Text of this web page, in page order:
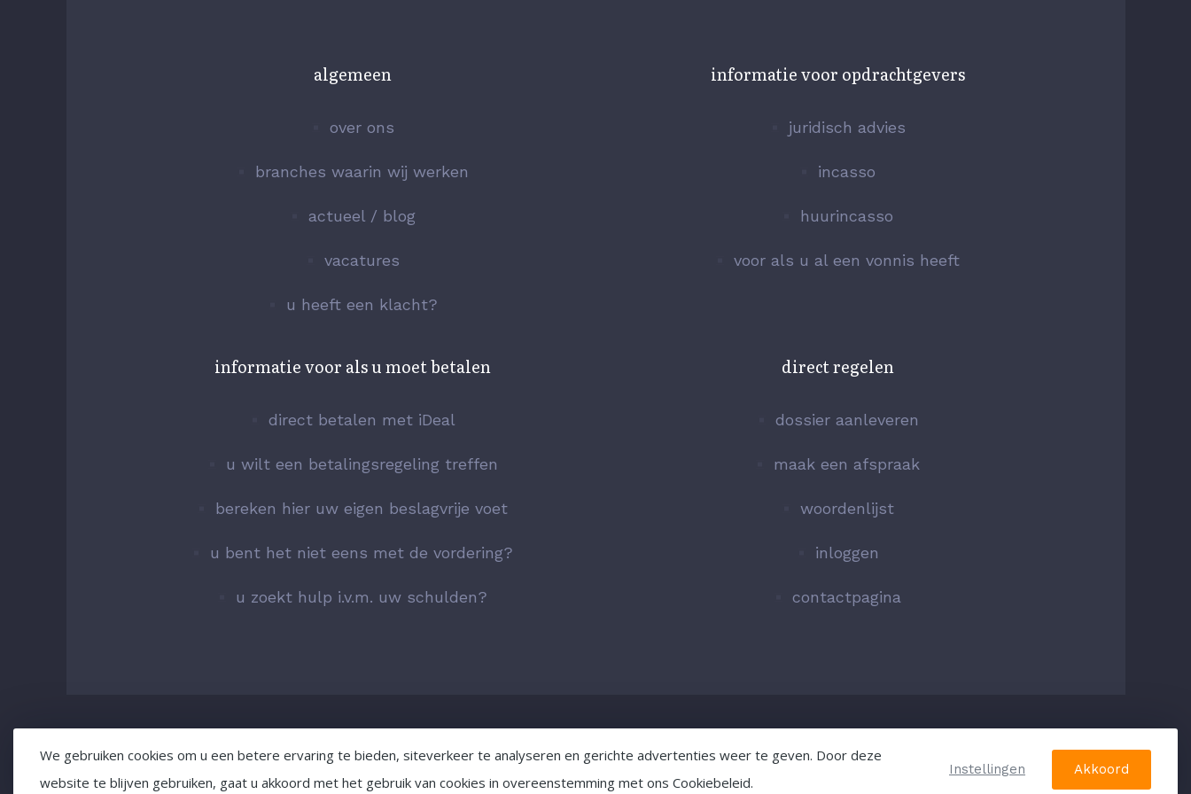
algemeen
over ons
branches waarin wij werken
actueel / blog
vacatures
u heeft een klacht?
informatie voor opdrachtgevers
juridisch advies
incasso
huurincasso
voor als u al een vonnis heeft
informatie voor als u moet betalen
direct betalen met iDeal
u wilt een betalingsregeling treffen
bereken hier uw eigen beslagvrije voet
u bent het niet eens met de vordering?
u zoekt hulp i.v.m. uw schulden?
direct regelen
dossier aanleveren
maak een afspraak
woordenlijst
inloggen
contactpagina
privacy Algemene voorwaarden vacatures
Social
We gebruiken cookies om u een betere ervaring te bieden, siteverkeer te analyseren en gerichte advertenties weer te geven. Door deze
website te blijven gebruiken, gaat u akkoord met het gebruik van cookies in overeenstemming met ons Cookiebeleid.
Instellingen Akkoord